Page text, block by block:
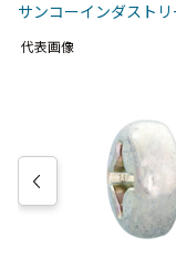
サンコーインダストリ
代表画像